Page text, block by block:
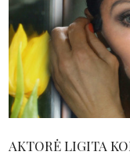
AKTORĖ LIGITA